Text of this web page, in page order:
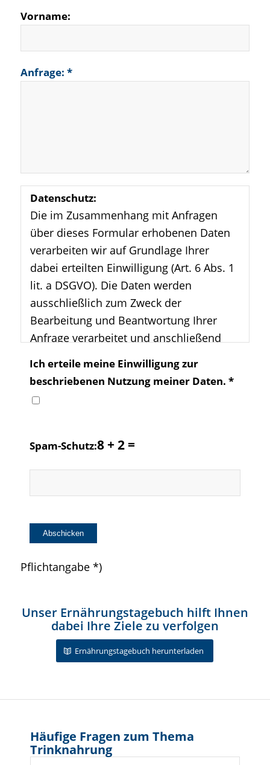
Vorname:
Anfrage: *
Datenschutz:
Die im Zusammenhang mit Anfragen
über dieses Formular erhobenen Daten
verarbeiten wir auf Grundlage Ihrer
dabei erteilten Einwilligung (Art. 6 Abs. 1
lit. a DSGVO). Die Daten werden
ausschließlich zum Zweck der
Bearbeitung und Beantwortung Ihrer
Anfrage verarbeitet und anschließend
erteilte Einwilligung können Sie jederzeit
per formloser Mitteilung mit Wirksamkeit
für zukünftige Verarbeitungsvorgänge
unserenDatenschutzhinweisen.
Ich erteile meine Einwilligung zur
beschriebenen Nutzung meiner Daten. *
Spam-Schutz:8 + 2 =
Pflichtangabe *)
Unser Ernährungstagebuch hilft Ihnen
dabei Ihre Ziele zu verfolgen
Ernährungstagebuch herunterladen
Häufige Fragen zum Thema
Trinknahrung